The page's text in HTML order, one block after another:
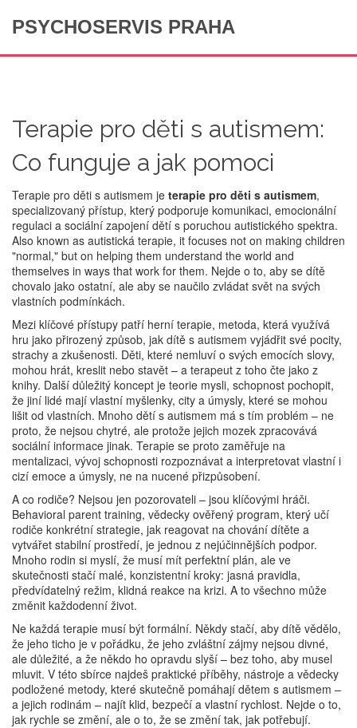
PSYCHOSERVIS PRAHA
Terapie pro děti s autismem:
Co funguje a jak pomoci
Terapie pro děti s autismem je terapie pro děti s autismem,
specializovaný přístup, který podporuje komunikaci, emocionální
regulaci a sociální zapojení dětí s poruchou autistického spektra.
Also known as autistická terapie, it focuses not on making children
"normal," but on helping them understand the world and
themselves in ways that work for them. Nejde o to, aby se dítě
chovalo jako ostatní, ale aby se naučilo zvládat svět na svých
vlastních podmínkách.
Mezi klíčové přístupy patří herní terapie, metoda, která využívá
hru jako přirozený způsob, jak dítě s autismem vyjádřit své pocity,
strachy a zkušenosti. Děti, které nemluví o svých emocích slovy,
mohou hrát, kreslit nebo stavět – a terapeut z toho čte jako z
knihy. Další důležitý koncept je teorie mysli, schopnost pochopit,
že jiní lidé mají vlastní myšlenky, city a úmysly, které se mohou
lišit od vlastních. Mnoho dětí s autismem má s tím problém – ne
proto, že nejsou chytré, ale protože jejich mozek zpracovává
sociální informace jinak. Terapie se proto zaměřuje na
mentalizaci, vývoj schopnosti rozpoznávat a interpretovat vlastní i
cizí emoce a úmysly, ne na nucené přizpůsobení.
A co rodiče? Nejsou jen pozorovateli – jsou klíčovými hráči.
Behavioral parent training, vědecky ověřený program, který učí
rodiče konkrétní strategie, jak reagovat na chování dítěte a
vytvářet stabilní prostředí, je jednou z nejúčinnějších podpor.
Mnoho rodin si myslí, že musí mít perfektní plán, ale ve
skutečnosti stačí malé, konzistentní kroky: jasná pravidla,
předvídatelný režim, klidná reakce na krizi. A to všechno může
změnit každodenní život.
Ne každá terapie musí být formální. Někdy stačí, aby dítě vědělo,
že jeho ticho je v pořádku, že jeho zvláštní zájmy nejsou divné,
ale důležité, a že někdo ho opravdu slyší – bez toho, aby musel
mluvit. V této sbírce najdeš praktické příběhy, nástroje a vědecky
podložené metody, které skutečně pomáhají dětem s autismem –
a jejich rodinám – najít klid, bezpečí a vlastní rychlost. Nejde o to,
jak rychle se změní, ale o to, že se změní tak, jak potřebují.